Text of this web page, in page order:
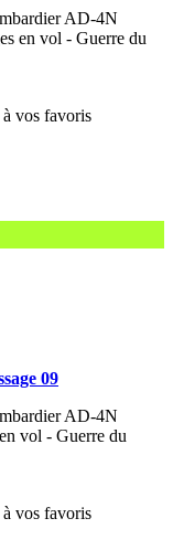
AD-4N
en vol - Guerre du
09
AD-4N
vol - Guerre du